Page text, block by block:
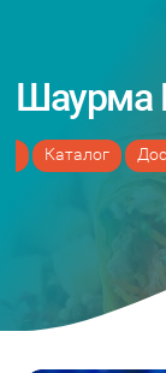
Шаурма
Каталог